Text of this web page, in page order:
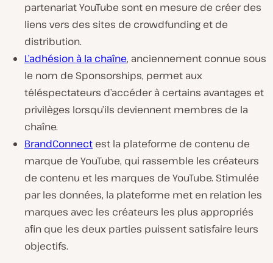
partenariat YouTube sont en mesure de créer des
liens vers des sites de crowdfunding et de
distribution.
L’adhésion à la chaîne, anciennement connue sous
le nom de Sponsorships, permet aux
téléspectateurs d’accéder à certains avantages et
privilèges lorsqu’ils deviennent membres de la
chaîne.
BrandConnect est la plateforme de contenu de
marque de YouTube, qui rassemble les créateurs
de contenu et les marques de YouTube. Stimulée
par les données, la plateforme met en relation les
marques avec les créateurs les plus appropriés
afin que les deux parties puissent satisfaire leurs
objectifs.